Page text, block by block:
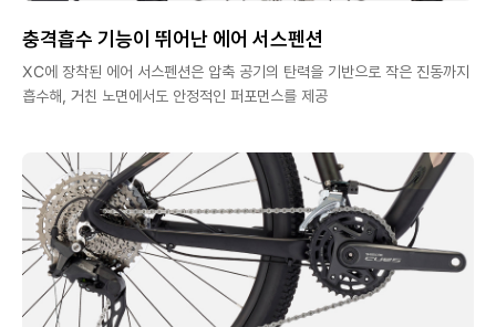
충격흡수 기능이 뛰어난 에어 서스펜션
XC에 장착된 에어 서스펜션은 압축 공기의 탄력을 기반으로 작은 진동까지
흡수해, 거친 노면에서도 안정적인 퍼포먼스를 제공